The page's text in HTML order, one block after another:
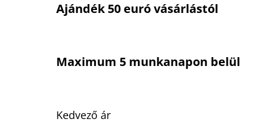
Ajándék 50 euró vásárlástól
Maximum 5 munkanapon belül
Kedvező ár